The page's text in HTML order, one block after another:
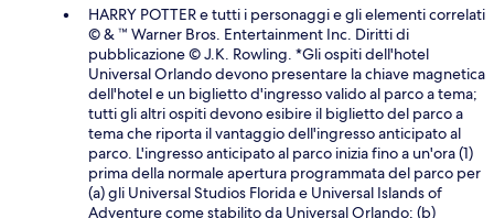
HARRY POTTER e tutti i personaggi e gli elementi correlati
© & ™ Warner Bros. Entertainment Inc. Diritti di
pubblicazione © J.K. Rowling. *Gli ospiti dell'hotel
Universal Orlando devono presentare la chiave magnetica
dell'hotel e un biglietto d'ingresso valido al parco a tema;
tutti gli altri ospiti devono esibire il biglietto del parco a
tema che riporta il vantaggio dell'ingresso anticipato al
parco. L'ingresso anticipato al parco inizia fino a un'ora (1)
prima della normale apertura programmata del parco per
(a) gli Universal Studios Florida e Universal Islands of
Adventure come stabilito da Universal Orlando; (b)